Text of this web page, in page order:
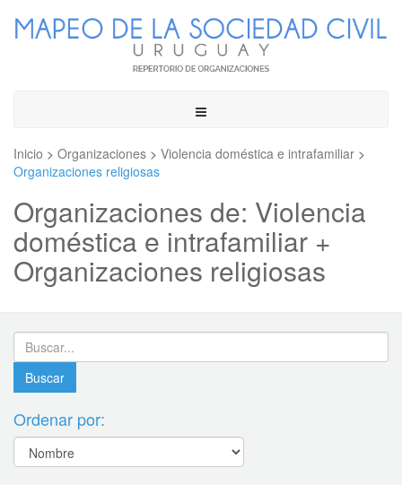
Toggle
Inicio > Organizaciones > Violencia doméstica e intrafamiliar >
Organizaciones religiosas
Organizaciones de: Violencia
doméstica e intrafamiliar +
Organizaciones religiosas
Ordenar por: